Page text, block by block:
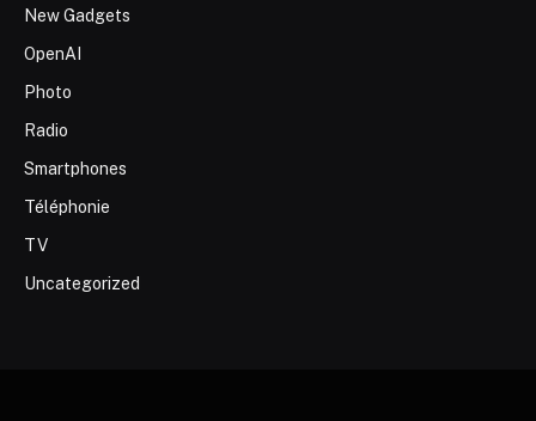
New Gadgets
OpenAI
Photo
Radio
Smartphones
Téléphonie
TV
Uncategorized